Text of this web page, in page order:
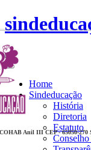
Toggle
navigationHome
Sindeducação
História
Diretoria
Estatuto
Conselho
COHAB Anil III CEP - 65050-270